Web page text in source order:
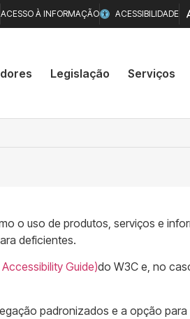
ACESSO À INFORMAÇÃO ACESSIBILIDADE
Legislação Serviços
o uso de produtos, serviços e
deficientes.
Guide)do W3C e, no
padronizados e a opção